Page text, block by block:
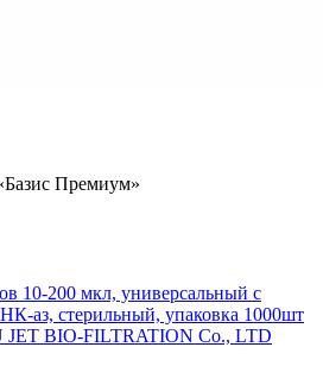
Премиум»
10-200 мкл, универсальный с
аз, стерильный, упаковка 1000шт
JET BIO-FILTRATION Co., LTD